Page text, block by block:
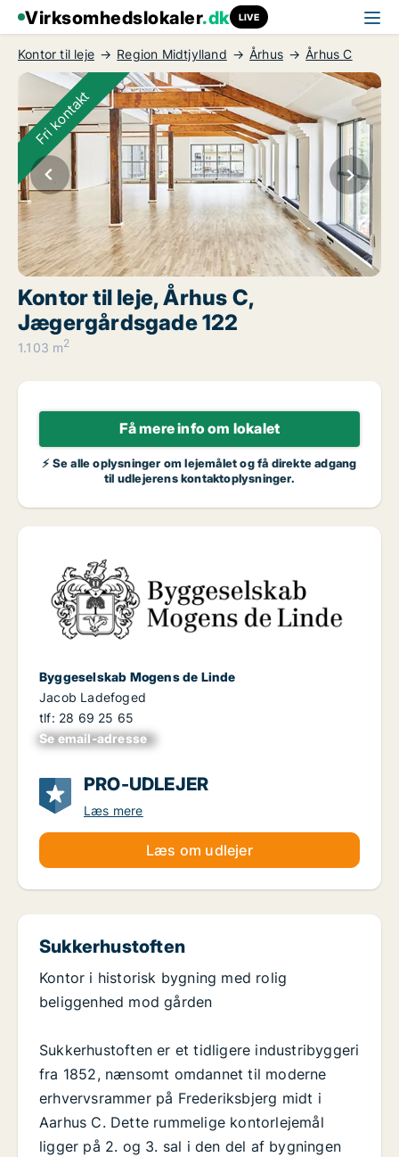
Virksomhedslokaler.dk LIVE
Kontor til leje Region Midtjylland Århus Århus C
Fri kontakt
Kontor til leje, Århus C,
Jægergårdsgade 122
1.103 m2
Få mere info om lokalet
⚡ Se alle oplysninger om lejemålet og få direkte adgang
til udlejerens kontaktoplysninger.
Byggeselskab Mogens de Linde
Jacob Ladefoged
tlf: 28 69 25 65
Se email-adresse
xxxxxxxxxxxxxxxx
PRO-UDLEJER
Læs mere
Læs om udlejer
Sukkerhustoften
Kontor i historisk bygning med rolig
beliggenhed mod gården
Sukkerhustoften er et tidligere industribyggeri
fra 1852, nænsomt omdannet til moderne
erhvervsrammer på Frederiksbjerg midt i
Aarhus C. Dette rummelige kontorlejemål
ligger på 2. og 3. sal i den del af bygningen